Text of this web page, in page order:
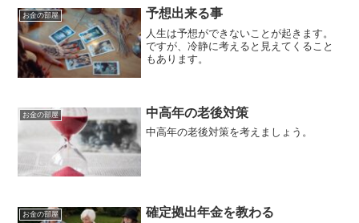
お金の部屋 予想出来る事
人生は予想ができないことが起きます。
ですが、冷静に考えると見えてくること
もあります。
お金の部屋 中高年の老後対策
中高年の老後対策を考えましょう。
お金の部屋 確定拠出年金を教わる